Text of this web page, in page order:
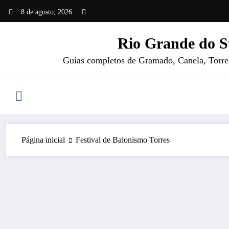
8 de agosto, 2026
Rio Grande do
Guias completos de Gramado, Canela,
Página inicial Festival de Balonismo Torres